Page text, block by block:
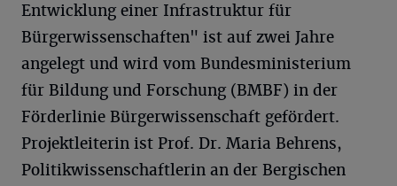
Entwicklung einer Infrastruktur für
Bürgerwissenschaften" ist auf zwei Jahre
angelegt und wird vom Bundesministerium
für Bildung und Forschung (BMBF) in der
Förderlinie Bürgerwissenschaft gefördert.
Projektleiterin ist Prof. Dr. Maria Behrens,
Politikwissenschaftlerin an der Bergischen